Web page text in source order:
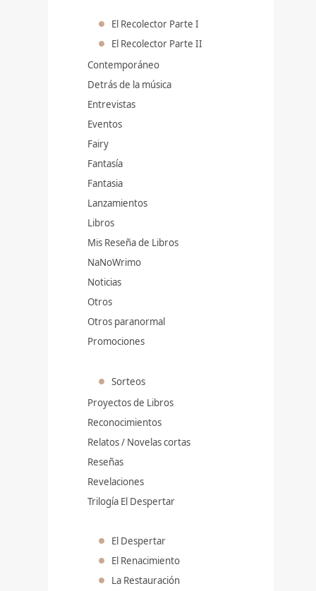
El Recolector Parte I
El Recolector Parte II
Contemporáneo
Detrás de la música
Entrevistas
Eventos
Fairy
Fantasía
Fantasia
Lanzamientos
Libros
Mis Reseña de Libros
NaNoWrimo
Noticias
Otros
Otros paranormal
Promociones
Sorteos
Proyectos de Libros
Reconocimientos
Relatos / Novelas cortas
Reseñas
Revelaciones
Trilogía El Despertar
El Despertar
El Renacimiento
La Restauración